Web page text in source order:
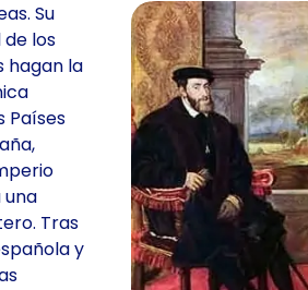
Su
los
hagan la
Países
una
Tras
y